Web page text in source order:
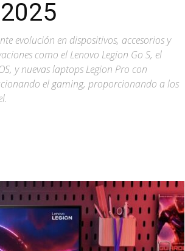
evolución en dispositivos, accesorios y
como el Lenovo Legion Go S, el
y nuevas laptops Legion Pro con
el gaming, proporcionando a los